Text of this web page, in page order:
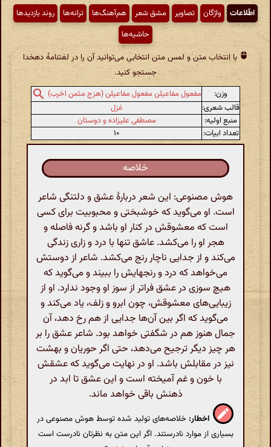
اطّلاعات واژگان تصاویر مشق شعر هم‌آهنگ‌ها ترانه‌ها
روند بازدیدها
حاشیه‌ها
با انتخاب متن و لمس متن انتخابی می‌توانید آن را در لغتنامهٔ دهخدا
جستجو کنید.
وزن:
مفعول مفاعیلن مفعول مفاعیلن (هزج مثمن اخرب)
قالب شعری:
غزل
منبع اولیه:
مصطفی علیزاده و دوستان
تعداد ابیات:
۱۰
خلاصه
هوش مصنوعی: این شعر دربارهٔ عشق و دلتنگی شاعر
است. او می‌گوید که خوشبختی و محبوبیت برای کسی
است که معشوقش در کنار او باشد و گرنه فاصله و
هجر او را می‌کشد. عاشق تنها با درد و زاری زندگی
می‌کند و از جدایی ناچار رنج می‌کشد. شاعر از دوستش
می‌خواهد که درد و رنجهایش را ببیند و می‌گوید که
هیچ سوزی در عشق فراتر از سوز او وجود ندارد. او از
زیبایی‌های معشوقش، چون ابرو و زلف، یاد می‌کند و
می‌گوید که اگر بین آن‌ها جدایی از هم رخ دهد، آن
جمال هنوز هم در شگفتی خواهد بود. شاعر عشق را بر
هر چیز دیگر ترجیح می‌دهد، حتی اگر حوریان و بهشت
نیز در مقابلش باشد. او در نهایت می‌گوید که عشقش
با خون و غم آمیخته است و این عشق تا ابد در
ذهنش باقی خواهد ماند.
اخطار: خلاصه‌های تولید شده توسط هوش مصنوعی در
بسیاری از موارد نادرستند. اگر این متن به نظرتان نادرست است